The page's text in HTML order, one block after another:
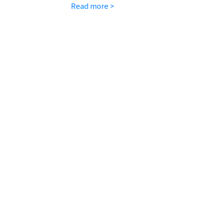
福利及衛生環境委員會昨審查「再生醫療法」
Read more >